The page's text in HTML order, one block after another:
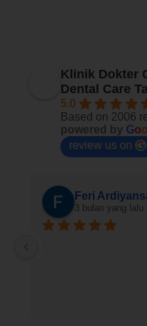
Klinik Dokter
Dental Care
5.0
Based on 2006
powered by Goo
review us on
Rafly
4 bulan yang lalu